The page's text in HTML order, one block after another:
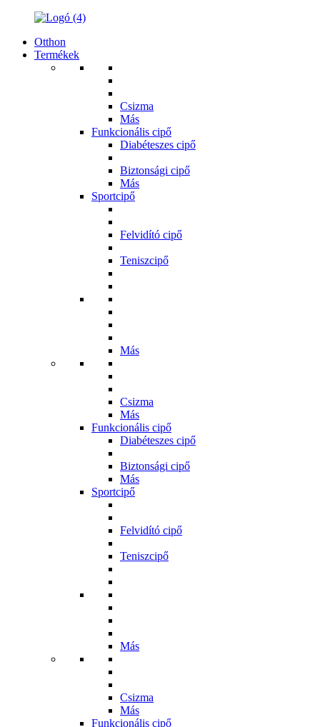
Otthon
Termékek
Csizma
Más
Funkcionális cipő
Diabéteszes cipő
Biztonsági cipő
Más
Sportcipő
Felvidító cipő
Teniszcipő
Más
Csizma
Más
Funkcionális cipő
Diabéteszes cipő
Biztonsági cipő
Más
Sportcipő
Felvidító cipő
Teniszcipő
Más
Csizma
Más
Funkcionális cipő